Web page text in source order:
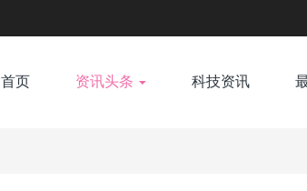
首页 资讯头条 科技资讯